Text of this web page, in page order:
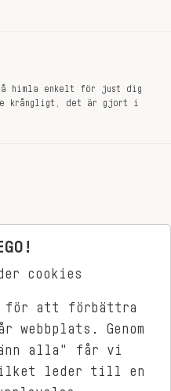
så himla enkelt för just dig
krångligt, det är gjort i
cookies
för att förbättra
webbplats. Genom
alla" får vi
leder till en